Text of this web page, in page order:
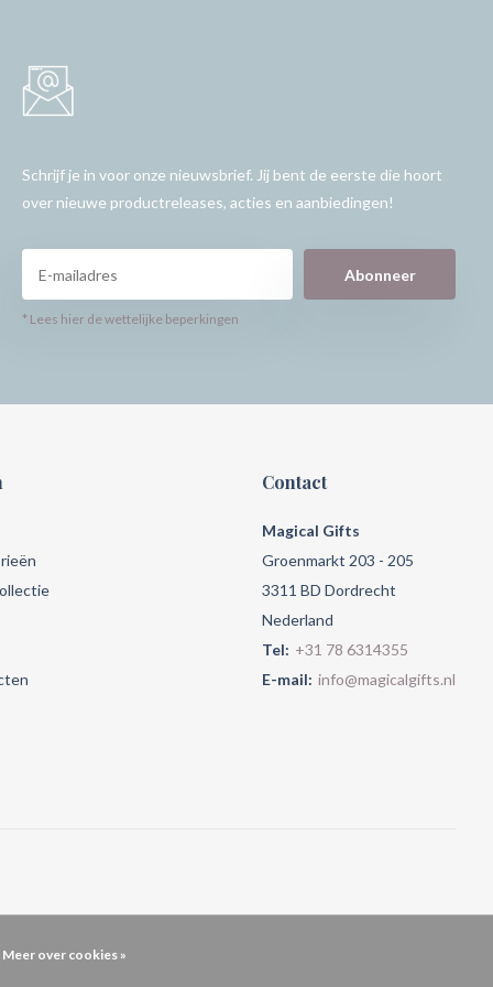
Schrijf je in voor onze nieuwsbrief. Jij bent de eerste die hoort
over nieuwe productreleases, acties en aanbiedingen!
Abonneer
* Lees hier de wettelijke beperkingen
Contact
Magical Gifts
Groenmarkt 203 - 205
3311 BD Dordrecht
Nederland
Tel: +31 78 6314355
E-mail: info@magicalgifts.nl
Meer over cookies »